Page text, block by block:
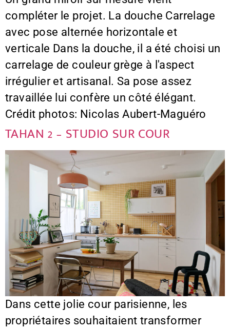
compléter le projet. La douche Carrelage
avec pose alternée horizontale et
verticale Dans la douche, il a été choisi un
carrelage de couleur grège à l'aspect
irrégulier et artisanal. Sa pose assez
travaillée lui confère un côté élégant.
Crédit photos: Nicolas Aubert-Maguéro
TAHAN 2 – STUDIO SUR COUR
Dans cette jolie cour parisienne, les
propriétaires souhaitaient transformer